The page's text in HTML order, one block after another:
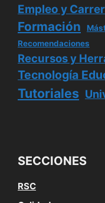
Empleo y
Formación
Recomendaciones
Recursos y
Tecnología
Tutoriales
SECCIONES
RSC